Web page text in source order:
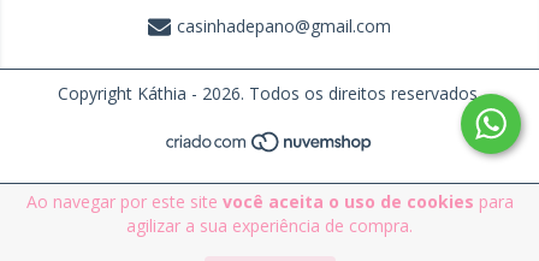
Ao navegar por este site você aceita o uso de cookies para
agilizar a sua experiência de compra.
casinhadepano@gmail.com
Copyright Káthia - 2026. Todos os direitos reservados.